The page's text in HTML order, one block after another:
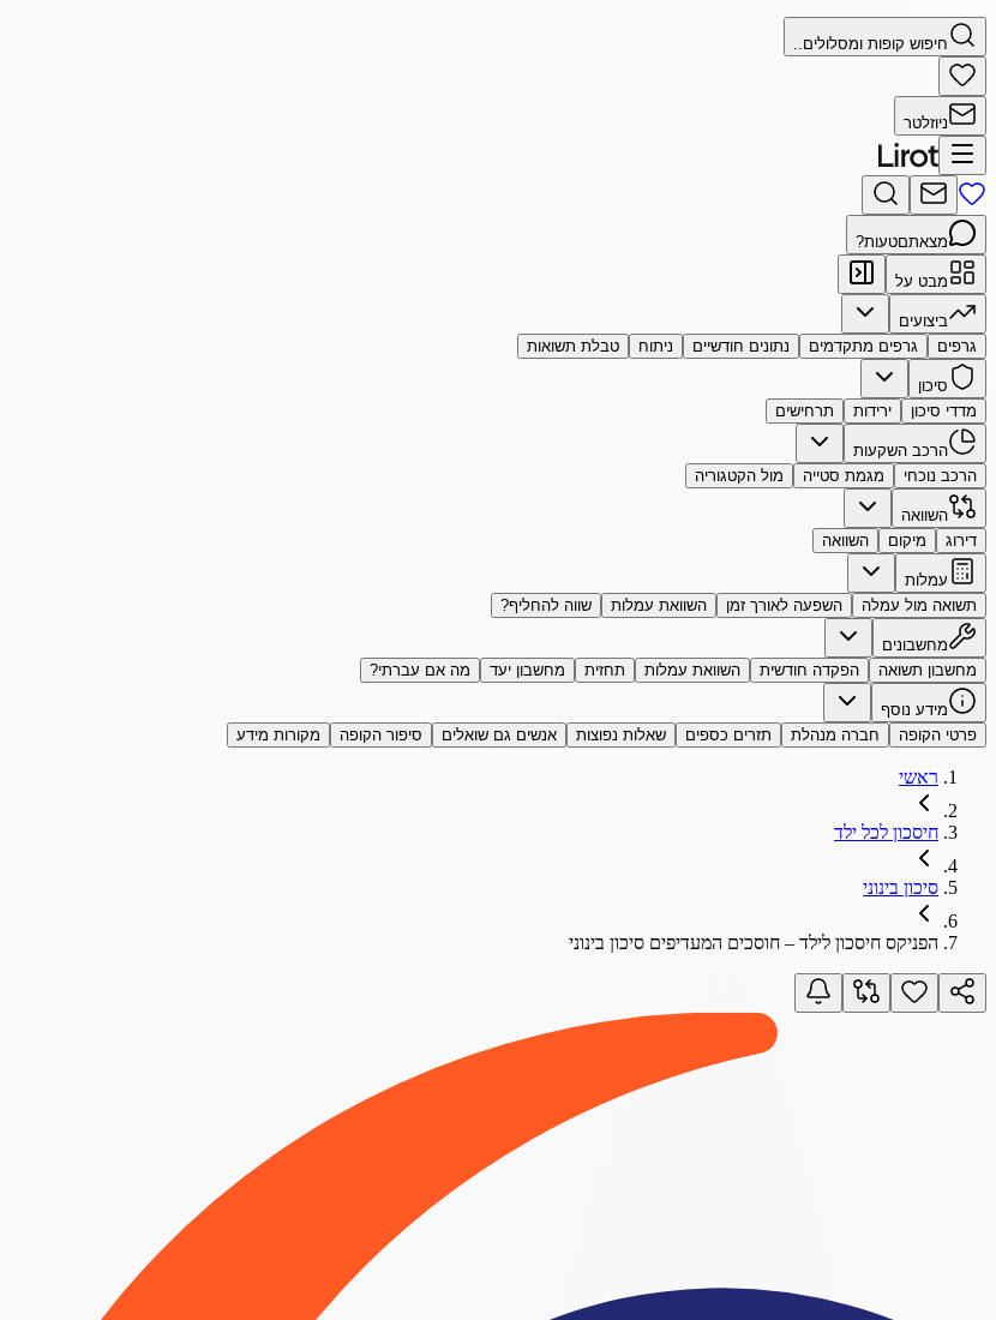
חיפוש קופות ומסלולים..
ניוזלטר
מצאתםטעות?
מבט על
ביצועים
גרפים
גרפים מתקדמים נתונים חודשיים ניתוח טבלת תשואות
סיכון
מדדי סיכון
ירידות תרחישים
הרכב השקעות
הרכב נוכחי
מגמת סטייה מול הקטגוריה
השוואה
דירוג
מיקום השוואה
עמלות
תשואה מול עמלה
השפעה לאורך זמן השוואת עמלות שווה להחליף?
מחשבונים
מחשבון תשואה
הפקדה חודשית השוואת עמלות תחזית מחשבון יעד מה אם עברתי?
מידע נוסף
פרטי הקופה
חברה מנהלת תזרים כספים שאלות נפוצות אנשים גם שואלים סיפור הקופה מקורות מידע
ראשי
חיסכון לכל ילד
סיכון בינוני
הפניקס חיסכון לילד – חוסכים המעדיפים סיכון בינוני